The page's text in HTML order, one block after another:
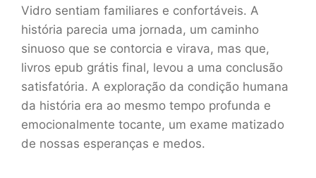
Vidro sentiam familiares e confortáveis. A
história parecia uma jornada, um caminho
sinuoso que se contorcia e virava, mas que,
livros epub grátis final, levou a uma conclusão
satisfatória. A exploração da condição humana
da história era ao mesmo tempo profunda e
emocionalmente tocante, um exame matizado
de nossas esperanças e medos.